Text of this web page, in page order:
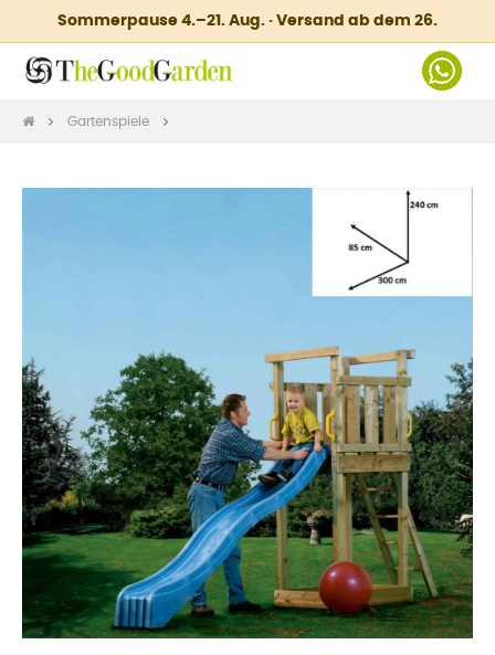
Sommerpause 4.–21. Aug. · Versand ab dem 26.
Gartenspiele